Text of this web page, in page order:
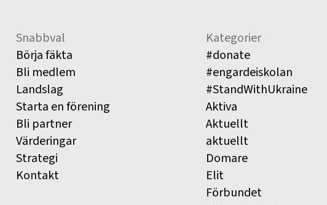
Snabbval
Börja fäkta
Bli medlem
Landslag
Starta en förening
Bli partner
Värderingar
Strategi
Kontakt
Kategorier
#donate
#engardeiskolan
#StandWithUkraine
Aktiva
Aktuellt
aktuellt
Domare
Elit
Förbundet